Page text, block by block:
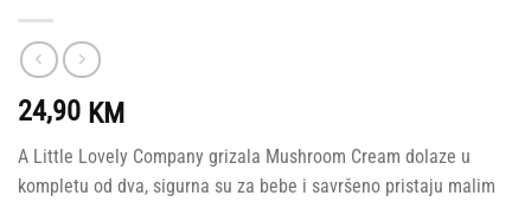
24,90 KM
A Little Lovely Company grizala Mushroom Cream dolaze u
kompletu od dva, sigurna su za bebe i savršeno pristaju malim